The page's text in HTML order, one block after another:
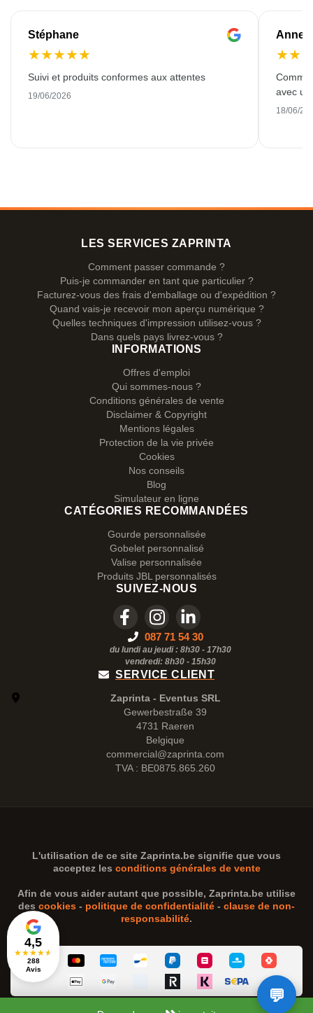
Stéphane
★★★★★
Suivi et produits conformes aux attentes
19/06/2026
Anne-
★★
avec
18/06/
4,5
★★★★★
288
Avis
LES SERVICES ZAPRINTA
Comment passer commande ?
Puis-je commander en tant que particulier ?
Facturez-vous des frais d'emballage ou d'expédition ?
Quand vais-je recevoir mon aperçu numérique ?
Quelles techniques d'impression utilisez-vous ?
Dans quels pays livrez-vous ?
INFORMATIONS
Offres d'emploi
Qui sommes-nous ?
Conditions générales de vente
Disclaimer & Copyright
Mentions légales
Protection de la vie privée
Cookies
Nos conseils
Blog
Simulateur en ligne
CATÉGORIES RECOMMANDÉES
Gourde personnalisée
Gobelet personnalisé
Valise personnalisée
Produits JBL personnalisés
SUIVEZ-NOUS
087 71 54 30
du lundi au jeudi : 8h30 - 17h30
vendredi: 8h30 - 15h30
SERVICE CLIENT
Zaprinta - Eventus SRL
Gewerbestraße 39
4731 Raeren
Belgique
commercial@zaprinta.com
TVA : BE0875.865.260
L'utilisation de ce site Zaprinta.be signifie que vous
acceptez les conditions générales de vente
Afin de vous aider autant que possible, Zaprinta.be utilise
des cookies - politique de confidentialité - clause de non-
responsabilité.